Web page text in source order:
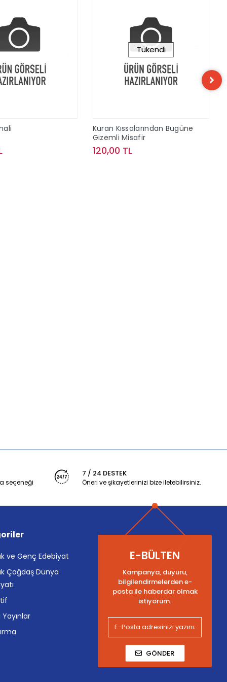
Tükendi
Kuran Kıssalarından Bugüne
Gizemli Misafir
120,00 TL
seçeneği
7 / 24 DESTEK
Öneri ve şikayetlerinizi bize iletebilirsiniz.
ve Genç Edebiyat
Çağdaş Dünya
Yayınlar
E-BÜLTEN
Kampanya, duyuru,
bilgilendirmelerden e-
posta ile haberdar olmak
istiyorum.
GÖNDER